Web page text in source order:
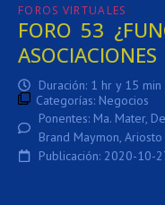
FOROS VIRTUALES:
FORO 53
Duración: 1 hr y 15 min
Categorías: Negocios
Ponentes: Ma. Mater,
Brand Maymon, Ariosto
Publicación: 2020-10-